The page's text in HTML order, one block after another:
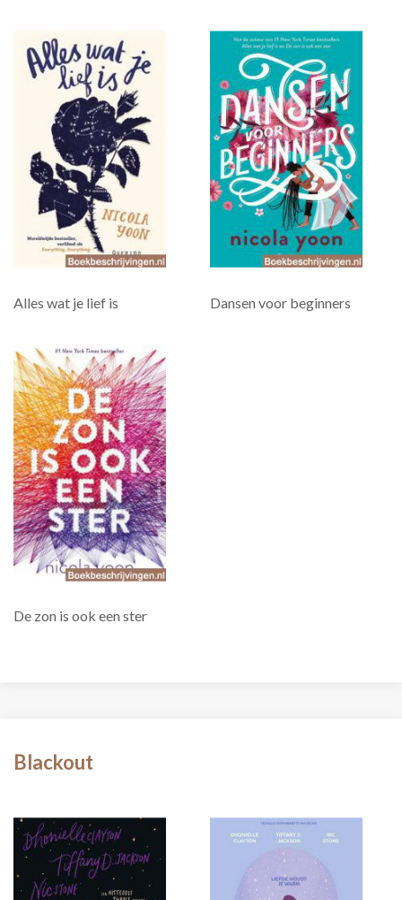
Alles wat je lief is Dansen voor beginners
De zon is ook een ster
Blackout